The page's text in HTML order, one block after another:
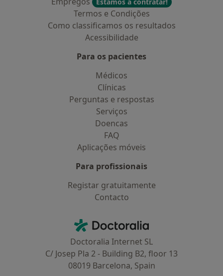
Termos e Condições
Como classificamos os resultados
Acessibilidade
Para os pacientes
Médicos
Clínicas
Perguntas e respostas
Serviços
Doencas
FAQ
Aplicações móveis
Para profissionais
Registar gratuitamente
Contacto
Doctoralia - Homepage
Doctoralia Internet SL
C/ Josep Pla 2 - Building B2, floor 13
08019 Barcelona, Spain